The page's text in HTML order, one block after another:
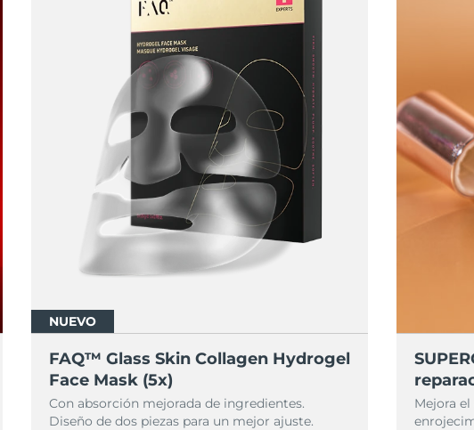
NUEVO
FAQ™ Glass Skin Collagen Hydrogel
Face Mask (5x)
Con absorción mejorada de ingredientes.
Diseño de dos piezas para un mejor ajuste.
Mejora